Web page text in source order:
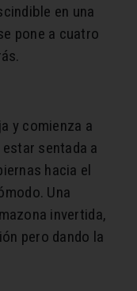
en una
pone a cuatro
y comienza a
sentada a
hacia el
Una
invertida,
pero dando la